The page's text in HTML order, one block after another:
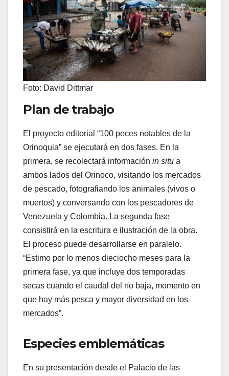
Foto: David Dittmar
Plan de trabajo
El proyecto editorial “100 peces notables de la
Orinoquia” se ejecutará en dos fases. En la
primera, se recolectará información in situ a
ambos lados del Orinoco, visitando los mercados
de pescado, fotografiando los animales (vivos o
muertos) y conversando con los pescadores de
Venezuela y Colombia. La segunda fase
consistirá en la escritura e ilustración de la obra.
El proceso puede desarrollarse en paralelo.
“Estimo por lo menos dieciocho meses para la
primera fase, ya que incluye dos temporadas
secas cuando el caudal del río baja, momento en
que hay más pesca y mayor diversidad en los
mercados”.
Especies emblemáticas
En su presentación desde el Palacio de las